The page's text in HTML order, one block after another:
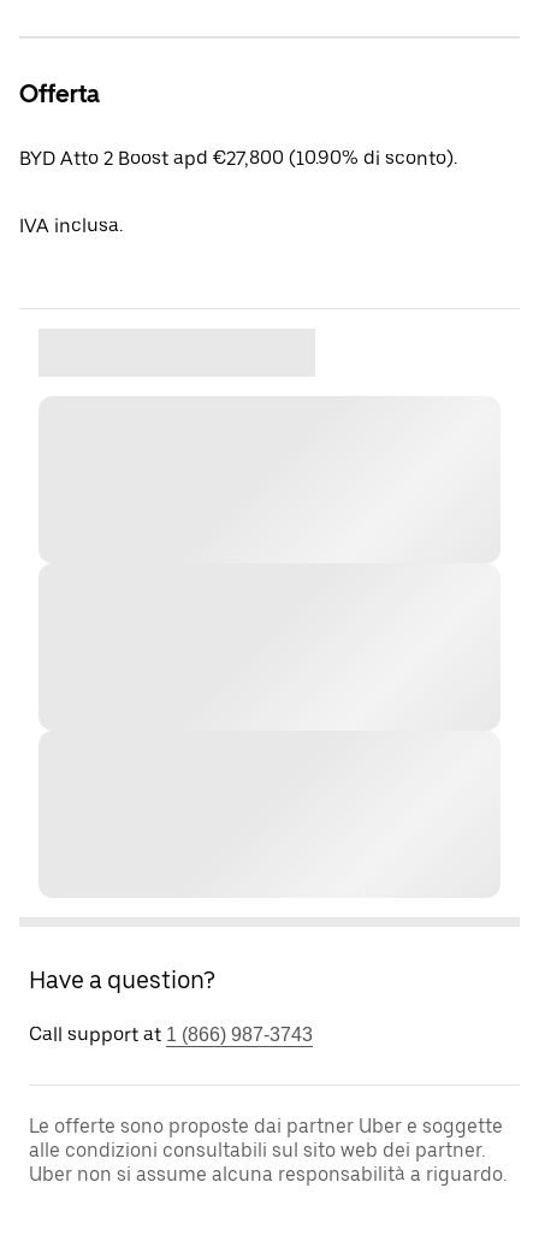
Offerta
BYD Atto 2 Boost apd €27,800 (10.90% di sconto).
IVA inclusa.
Have a question?
Call support at 1 (866) 987-3743
Le offerte sono proposte dai partner Uber e soggette
alle condizioni consultabili sul sito web dei partner.
Uber non si assume alcuna responsabilità a riguardo.